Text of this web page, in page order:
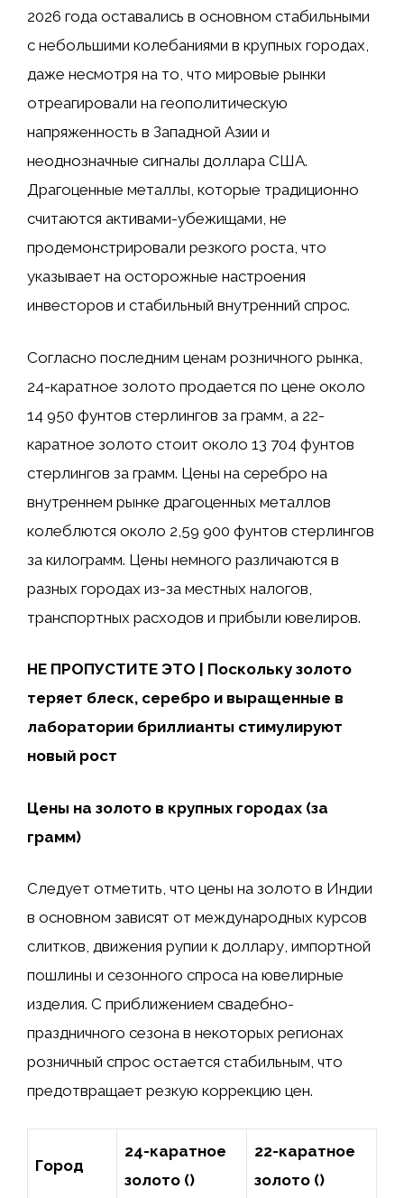
2026 года оставались в основном стабильными
с небольшими колебаниями в крупных городах,
даже несмотря на то, что мировые рынки
отреагировали на геополитическую
напряженность в Западной Азии и
неоднозначные сигналы доллара США.
Драгоценные металлы, которые традиционно
считаются активами-убежищами, не
продемонстрировали резкого роста, что
указывает на осторожные настроения
инвесторов и стабильный внутренний спрос.
Согласно последним ценам розничного рынка,
24-каратное золото продается по цене около
14 950 фунтов стерлингов за грамм, а 22-
каратное золото стоит около 13 704 фунтов
стерлингов за грамм. Цены на серебро на
внутреннем рынке драгоценных металлов
колеблются около 2,59 900 фунтов стерлингов
за килограмм. Цены немного различаются в
разных городах из-за местных налогов,
транспортных расходов и прибыли ювелиров.
НЕ ПРОПУСТИТЕ ЭТО | Поскольку золото
теряет блеск, серебро и выращенные в
лаборатории бриллианты стимулируют
новый рост
Цены на золото в крупных городах (за
грамм)
Следует отметить, что цены на золото в Индии
в основном зависят от международных курсов
слитков, движения рупии к доллару, импортной
пошлины и сезонного спроса на ювелирные
изделия. С приближением свадебно-
праздничного сезона в некоторых регионах
розничный спрос остается стабильным, что
предотвращает резкую коррекцию цен.
Город
24-каратное
золото (₹)
22-каратное
золото (₹)